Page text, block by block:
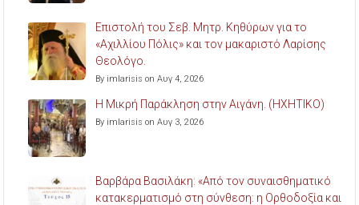
Επιστολή του Σεβ. Μητρ. Κηθύρων για το
«Αχιλλίου Πόλις» και τον μακαριστό Λαρίσης
Θεολόγο.
By imlarisis on Αυγ 4, 2026
Η Μικρή Παράκληση στην Αιγάνη. (ΗΧΗΤΙΚΟ)
By imlarisis on Αυγ 3, 2026
Βαρβάρα Βασιλάκη: «Από τον συναισθηματικό
κατακερματισμό στη σύνθεση: η Ορθοδοξία και